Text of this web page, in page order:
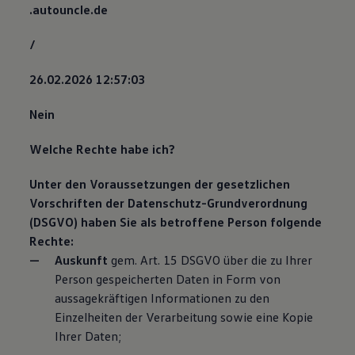
.autouncle.de
/
26.02.2026 12:57:03
Nein
Welche Rechte habe ich?
Unter den Voraussetzungen der gesetzlichen
Vorschriften der Datenschutz-Grundverordnung
(DSGVO) haben Sie als betroffene Person folgende
Rechte:
Auskunft gem. Art. 15 DSGVO über die zu Ihrer
Person gespeicherten Daten in Form von
aussagekräftigen Informationen zu den
Einzelheiten der Verarbeitung sowie eine Kopie
Ihrer Daten;